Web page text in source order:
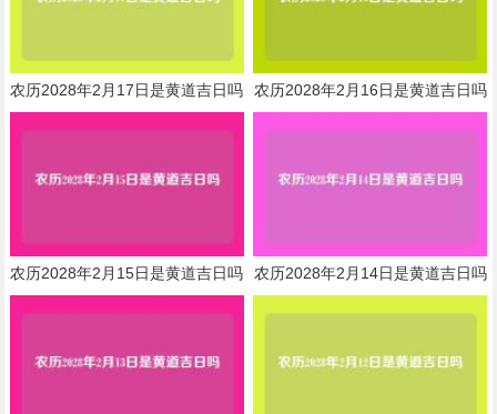
农历2028年2月17日是黄道吉日吗 农历2028年2月16日是黄道吉日吗
农历2028年2月15日是黄道吉日吗 农历2028年2月14日是黄道吉日吗